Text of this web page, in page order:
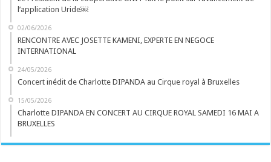
l’application Uride￼
02/06/2026
RENCONTRE AVEC JOSETTE KAMENI, EXPERTE EN NEGOCE
INTERNATIONAL
24/05/2026
Concert inédit de Charlotte DIPANDA au Cirque royal à Bruxelles
15/05/2026
Charlotte DIPANDA EN CONCERT AU CIRQUE ROYAL SAMEDI 16 MAI A
BRUXELLES